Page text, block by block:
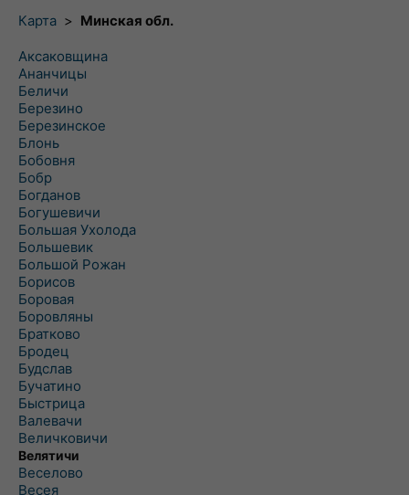
Карта > Минская обл.
Аксаковщина
Ананчицы
Беличи
Березино
Березинское
Блонь
Бобовня
Бобр
Богданов
Богушевичи
Большая Ухолода
Большевик
Большой Рожан
Борисов
Боровая
Боровляны
Братково
Бродец
Будслав
Бучатино
Быстрица
Валевачи
Величковичи
Велятичи
Веселово
Весея